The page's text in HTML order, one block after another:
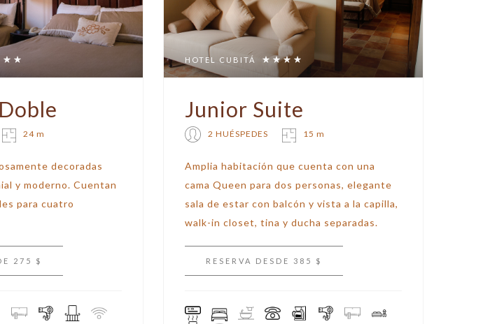
24 m
decoradas
y moderno. Cuentan
para cuatro
275 $
HOTEL CUBITÁ
Junior Suite
2 HUÉSPEDES 15 m
Amplia habitación que cuenta con una
cama Queen para dos personas, elegante
sala de estar con balcón y vista a la capilla,
walk-in closet, tina y ducha separadas.
RESERVA DESDE 385 $